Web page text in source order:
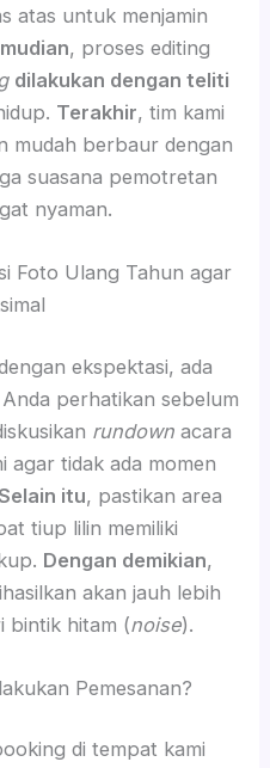
atas untuk menjamin
, proses editing
dilakukan dengan teliti
Terakhir, tim kami
mudah berbaur dengan
suasana pemotretan
nyaman.
Foto Ulang Tahun agar
ekspektasi, ada
perhatikan sebelum
rundownacara
tidak ada momen
itu, pastikan area
tiup lilin memiliki
Dengan demikian,
akan jauh lebih
bintik hitam (noise).
Pemesanan?
di tempat kami